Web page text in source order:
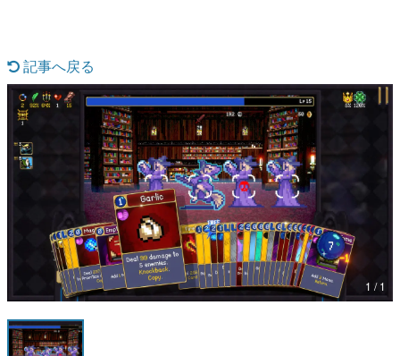
なんでゲームは面白い？
ゲーム開発者・hamatsu氏がゲームの魅力を画面や操作の
具体的な形から解き明かしていく、硬派で骨太な評論連載
です。
ゲームが変えた日本語
「経験値」「裏技」「ラスボス」… ゲームにまつわる言葉
の起源や用法の変遷を、コンピューター文化史研究家・タ
イニーP氏が徹底調査。
カテゴリ
マンガ
記事へ戻る
1 / 1